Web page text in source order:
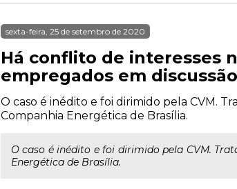
sexta-feira, 25 de setembro de 2020
Há conflito de interesses
empregados em
O caso é inédito e foi dirimido pela CVM.
Companhia Energética de Brasília.
O caso é inédito e foi dirimido pela CVM.
Energética de Brasília.